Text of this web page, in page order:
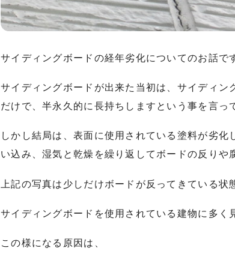
サイディングボードの経年劣化についてのお話で
サイディングボードが出来た当初は、サイディン
だけで、半永久的に長持ちしますという事を言っ
しかし結局は、表面に使用されている塗料が劣
い込み、湿気と乾燥を繰り返してボードの反りや
上記の写真は少しだけボードが反ってきている状
サイディングボードを使用されている建物に多く
この様になる原因は、